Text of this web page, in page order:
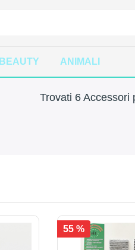
BEAUTY ANIMALI
Trovati 6 Accessori
55 %